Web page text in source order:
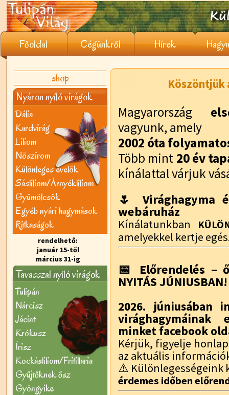
Főoldal Cégünkről Hírek
shop
Nyáron nyíló virágok
Dália
Kardvirág
Liliom
Nõszirom
Különleges évelõk
Sásliliom/Árnyékliliom
Gyümölcsök
Egyéb nyári hagymások
Ritkaságok
rendelhető:
január 15-től
március 31-ig
Tavasszal nyíló virágok
Tulipán
Nárcisz
Jácint
Krókusz
Írisz
Kockásliliom/Fritillaria
Gyűjtőknek ősz
Gyöngyike
Köszöntjük
Magyarország
vagyunk, amely
2002 óta
Több mint 20 év
kínálattal várjuk
🌷 Virághagyma
webáruház
Kínálatunkban
amelyekkel kertje
📅 Előrendelés –
NYITÁS JÚNIUSBAN!
2026. júniusában
virághagymáinak
minket facebook
Kérjük, figyelje
az aktuális
⚠️ Különlegességeink
érdemes időben